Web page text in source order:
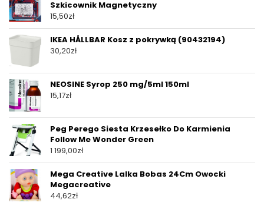
Szkicownik Magnetyczny
15,50zł
IKEA HÅLLBAR Kosz z pokrywką (90432194)
30,20zł
NEOSINE Syrop 250 mg/5ml 150ml
15,17zł
Peg Perego Siesta Krzesełko Do Karmienia
Follow Me Wonder Green
1 199,00zł
Mega Creative Lalka Bobas 24Cm Owocki
Megacreative
44,62zł